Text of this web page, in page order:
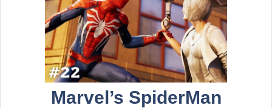
Marvel’s SpiderMan